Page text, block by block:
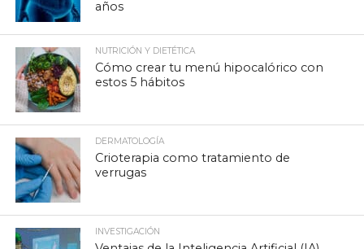
años
NUTRICIÓN Y DIETÉTICA
Cómo crear tu menú hipocalórico con
estos 5 hábitos
DERMATOLOGÍA
Crioterapia como tratamiento de
verrugas
INVESTIGACIÓN